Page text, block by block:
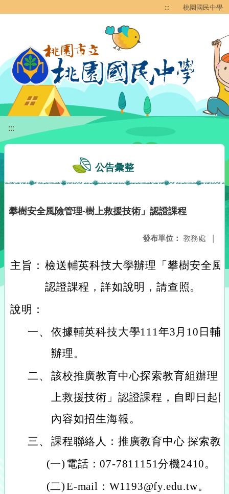
::: 桃園國民中學
:::
公告彙整
攀樹安全風險管理-樹上救援技術」認證課程
發布單位： 教務處 |
主旨： 檢送輔英科技大學辦理「攀樹安全風
認證課程，詳如說明，請查照。
說明：
一、 依據輔英科技大學111年3月10日輔
辦理。
二、 該校推廣教育中心探索教育組辦理
上救援技術」認證課程，自即日起
內容如招生海報。
三、 課程聯絡人：推廣教育中心 探索教
(一) 電話：07-7811151分機2410。
(二)E-mail：W1193@fy.edu.tw。